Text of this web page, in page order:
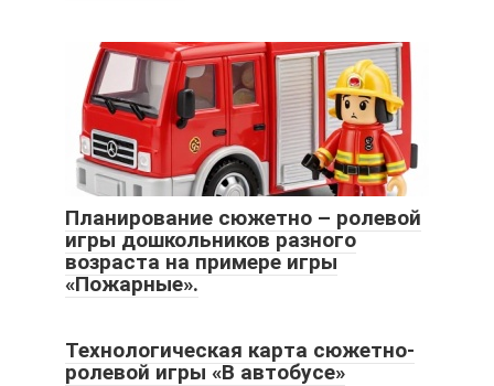
Планирование сюжетно – ролевой
игры дошкольников разного
возраста на примере игры
«Пожарные».
Технологическая карта сюжетно-
ролевой игры «В автобусе»